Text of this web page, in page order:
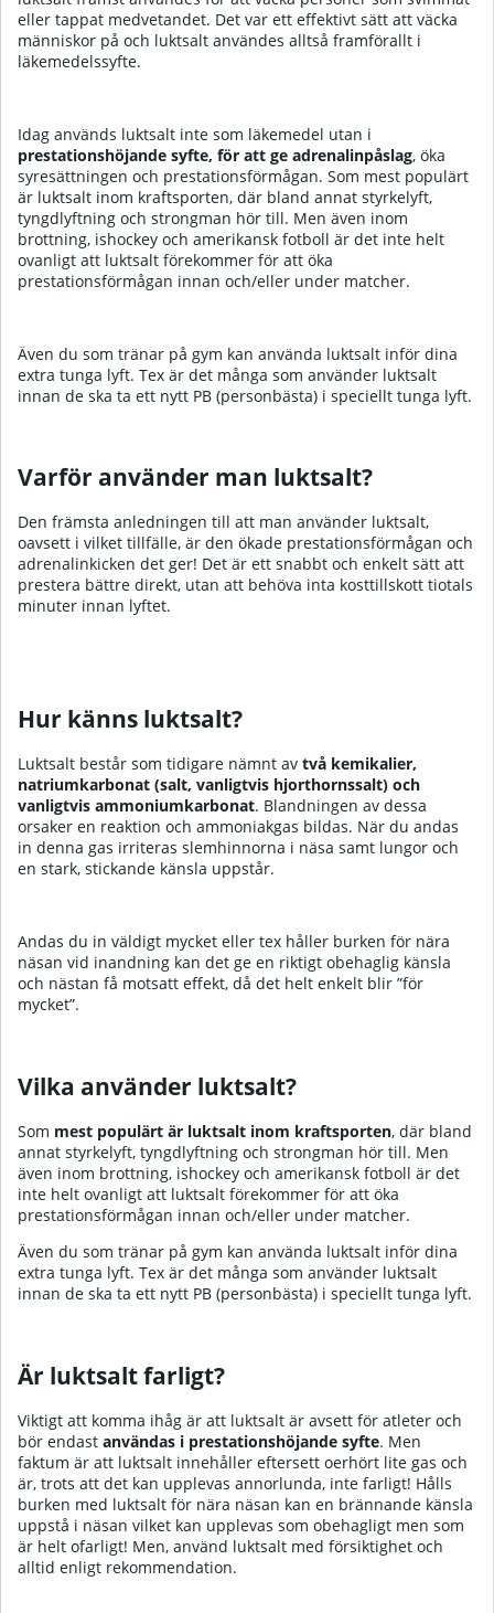
eller tappat medvetandet. Det var ett effektivt sätt att väcka
människor på och luktsalt användes alltså framförallt i
läkemedelssyfte.
Idag används luktsalt inte som läkemedel utan i
prestationshöjande syfte, för att ge adrenalinpåslag, öka
syresättningen och prestationsförmågan. Som mest populärt
är luktsalt inom kraftsporten, där bland annat styrkelyft,
tyngdlyftning och strongman hör till. Men även inom
brottning, ishockey och amerikansk fotboll är det inte helt
ovanligt att luktsalt förekommer för att öka
prestationsförmågan innan och/eller under matcher.
Även du som tränar på gym kan använda luktsalt inför dina
extra tunga lyft. Tex är det många som använder luktsalt
innan de ska ta ett nytt PB (personbästa) i speciellt tunga lyft.
Varför använder man luktsalt?
Den främsta anledningen till att man använder luktsalt,
oavsett i vilket tillfälle, är den ökade prestationsförmågan och
adrenalinkicken det ger! Det är ett snabbt och enkelt sätt att
prestera bättre direkt, utan att behöva inta kosttillskott tiotals
minuter innan lyftet.
Hur känns luktsalt?
Luktsalt består som tidigare nämnt av två kemikalier,
natriumkarbonat (salt, vanligtvis hjorthornssalt) och
vanligtvis ammoniumkarbonat. Blandningen av dessa
orsaker en reaktion och ammoniakgas bildas. När du andas
in denna gas irriteras slemhinnorna i näsa samt lungor och
en stark, stickande känsla uppstår.
Andas du in väldigt mycket eller tex håller burken för nära
näsan vid inandning kan det ge en riktigt obehaglig känsla
och nästan få motsatt effekt, då det helt enkelt blir ”för
mycket”.
Vilka använder luktsalt?
Som mest populärt är luktsalt inom kraftsporten, där bland
annat styrkelyft, tyngdlyftning och strongman hör till. Men
även inom brottning, ishockey och amerikansk fotboll är det
inte helt ovanligt att luktsalt förekommer för att öka
prestationsförmågan innan och/eller under matcher.
Även du som tränar på gym kan använda luktsalt inför dina
extra tunga lyft. Tex är det många som använder luktsalt
innan de ska ta ett nytt PB (personbästa) i speciellt tunga lyft.
Är luktsalt farligt?
Viktigt att komma ihåg är att luktsalt är avsett för atleter och
bör endast användas i prestationshöjande syfte. Men
faktum är att luktsalt innehåller eftersett oerhört lite gas och
är, trots att det kan upplevas annorlunda, inte farligt! Hålls
burken med luktsalt för nära näsan kan en brännande känsla
uppstå i näsan vilket kan upplevas som obehagligt men som
är helt ofarligt! Men, använd luktsalt med försiktighet och
alltid enligt rekommendation.